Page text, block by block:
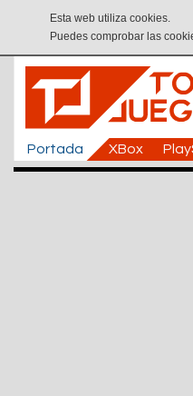
Esta web utiliza cookies.
Puedes comprobar las
Portada XBox